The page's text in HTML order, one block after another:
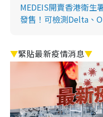
MEDEIS開賣香港衛生
發售！可檢測Delta、
▼緊貼最新疫情消息▼